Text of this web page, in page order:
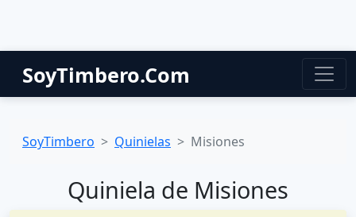
SoyTimbero.Com
SoyTimbero Quinielas Misiones
Quiniela de Misiones